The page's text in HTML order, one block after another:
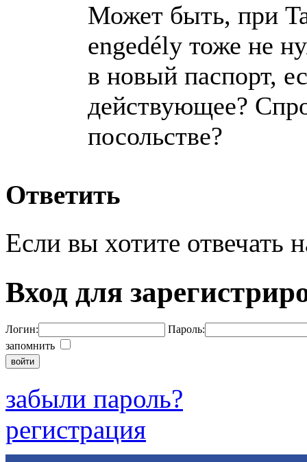
Может быть, при
engedély тоже не
в новый паспорт,
действующее?
посольстве?
Ответить
Если вы хотите отвечать
Вход для
Логин:
Пароль:
запомнить
забыли пароль?
регистрация